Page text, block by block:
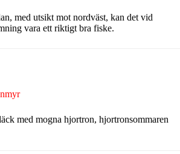
med utsikt mot nordväst, kan det vid
vara ett riktigt bra fiske.
med mogna hjortron, hjortronsommaren